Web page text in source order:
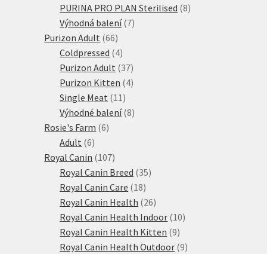
produktů
PURINA PRO PLAN Sterilised 88
Výhodná balení 77
Purizon Adult 6666
produktů
Coldpressed 44
produkty
Purizon Adult 3737
produktů
Purizon Kitten 44
Single Meat 11 11
produktů
Výhodné balení 88
Rosie's Farm 66
Adult 66
produktů
Royal Canin 107107
produktů
Royal Canin Breed 3535
Royal Canin Care 1818
produktů
Royal Canin Health 2626
produktů
Royal Canin Health Indoor 1010
Royal Canin Health Kitten 99
produktů
Royal Canin Health Outdoor 99